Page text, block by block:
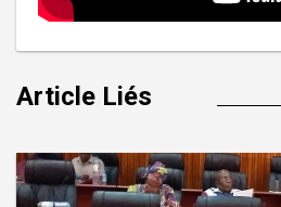
Article Liés